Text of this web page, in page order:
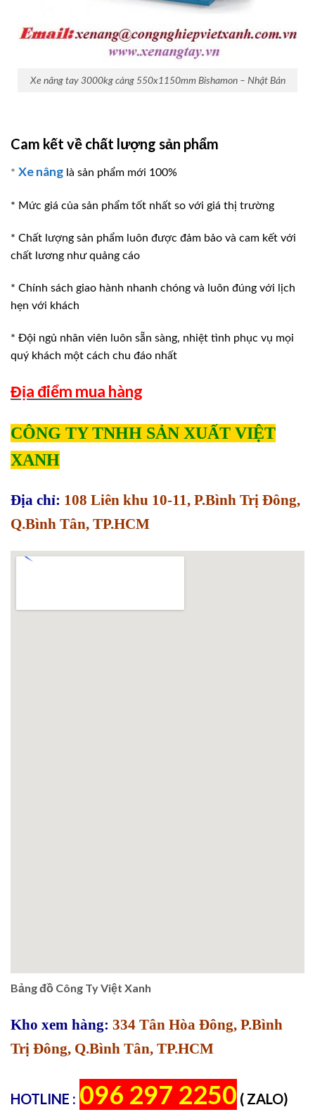
Xe nâng tay 3000kg càng 550x1150mm Bishamon – Nhật Bản
Cam kết về chất lượng sản phẩm
* Xe nâng là sản phẩm mới 100%
* Mức giá của sản phẩm tốt nhất so với giá thị trường
* Chất lượng sản phẩm luôn được đảm bảo và cam kết với
chất lương như quảng cáo
* Chính sách giao hành nhanh chóng và luôn đúng với lịch
hẹn với khách
* Đội ngủ nhân viên luôn sẵn sàng, nhiệt tình phục vụ mọi
quý khách một cách chu đáo nhất
Địa điểm mua hàng
CÔNG TY TNHH SẢN XUẤT VIỆT
XANH
Địa chỉ: 108 Liên khu 10-11, P.Bình Trị Đông,
Q.Bình Tân, TP.HCM
Bảng đồ Công Ty Việt Xanh
Kho xem hàng: 334 Tân Hòa Đông, P.Bình
Trị Đông, Q.Bình Tân, TP.HCM
HOTLINE : 096 297 2250 ( ZALO)